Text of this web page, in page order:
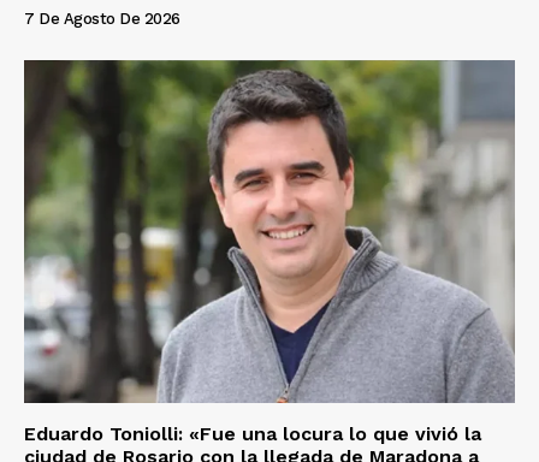
7 De Agosto De 2026
Eduardo Toniolli: «Fue una locura lo que vivió la
ciudad de Rosario con la llegada de Maradona a